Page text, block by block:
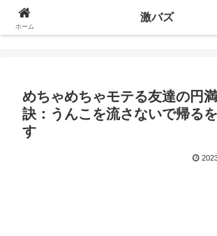
めちゃめちゃモテる友達の円
訣：うんこを流さないで帰る
す
ホーム
激バズ